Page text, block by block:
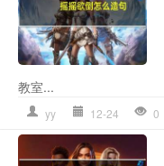
教室...
yy 12-24 0